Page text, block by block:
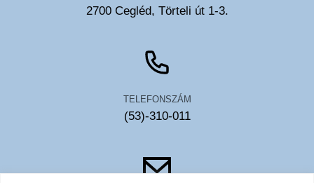
2700 Cegléd, Törteli út 1-3.
TELEFONSZÁM
(53)-310-011